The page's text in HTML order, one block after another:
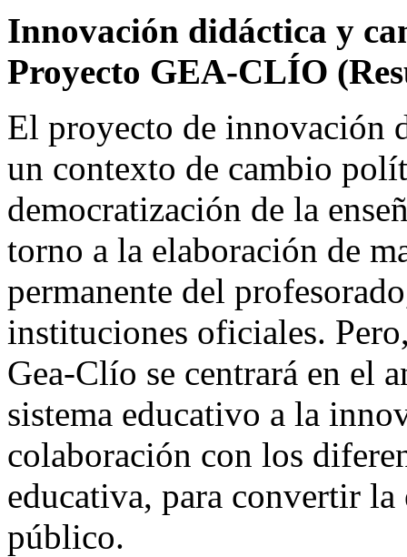
Innovación didáctica y
Proyecto GEA-CLÍO
El proyecto de innovación
un contexto de cambio
democratización de la
torno a la elaboración de
permanente del
instituciones oficiales.
Gea-Clío se centrará en el
sistema educativo a la
colaboración con los
educativa, para convertir la
público.